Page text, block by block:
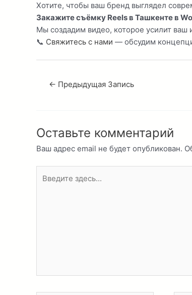
Хотите, чтобы ваш бренд выглядел
Закажите съёмку Reels в Ташкенте в
Мы создадим видео, которое усилит
📞 Свяжитесь с нами — обсудим
← Предыдущая Запись
Оставьте комментарий
Ваш адрес email не будет опубликован.
здесь...